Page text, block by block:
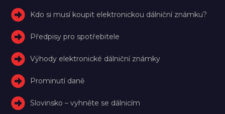
Kdo si musí koupit elektronickou dálniční známku?
Předpisy pro spotřebitele
Výhody elektronické dálniční známky
Prominutí daně
Slovinsko – vyhněte se dálnicím